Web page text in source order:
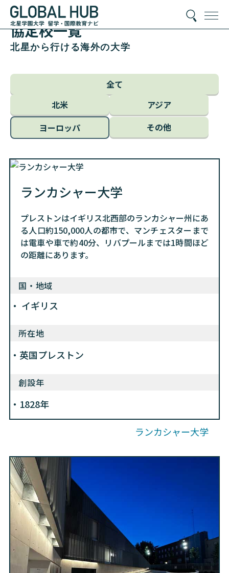
協定校一覧
北星から行ける海外の大学
全て
北米
アジア
ヨーロッパ
その他
ランカシャー大学
プレストンはイギリス北西部のランカシャー州にあ
る人口約150,000人の都市で、マンチェスターまで
は電車や車で約40分、リバプールまでは1時間ほど
の距離にあります。
国・地域
イギリス
所在地
英国プレストン
創設年
1828年
ランカシャー大学